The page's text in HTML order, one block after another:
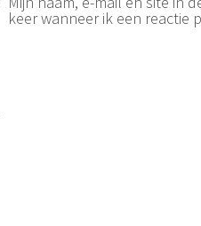
keer wanneer ik een reactie